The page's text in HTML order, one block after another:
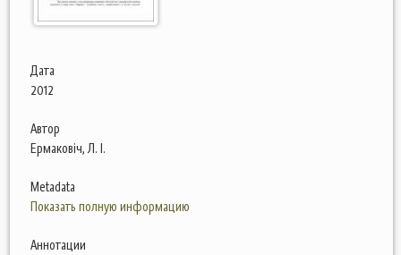
Дата
2012
Автор
Ермаковіч, Л. І.
Metadata
Показать полную информацию
Аннотации